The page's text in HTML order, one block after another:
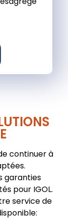
continuer à
garanties
pour IGOL.
service de